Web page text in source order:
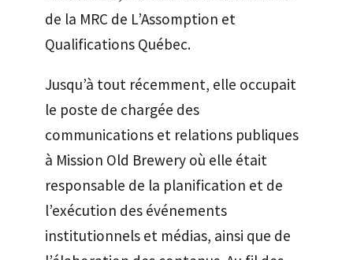
de la MRC de L’Assomption et
Qualifications Québec.
Jusqu’à tout récemment, elle occupait
le poste de chargée des
communications et relations publiques
à Mission Old Brewery où elle était
responsable de la planification et de
l’exécution des événements
institutionnels et médias, ainsi que de